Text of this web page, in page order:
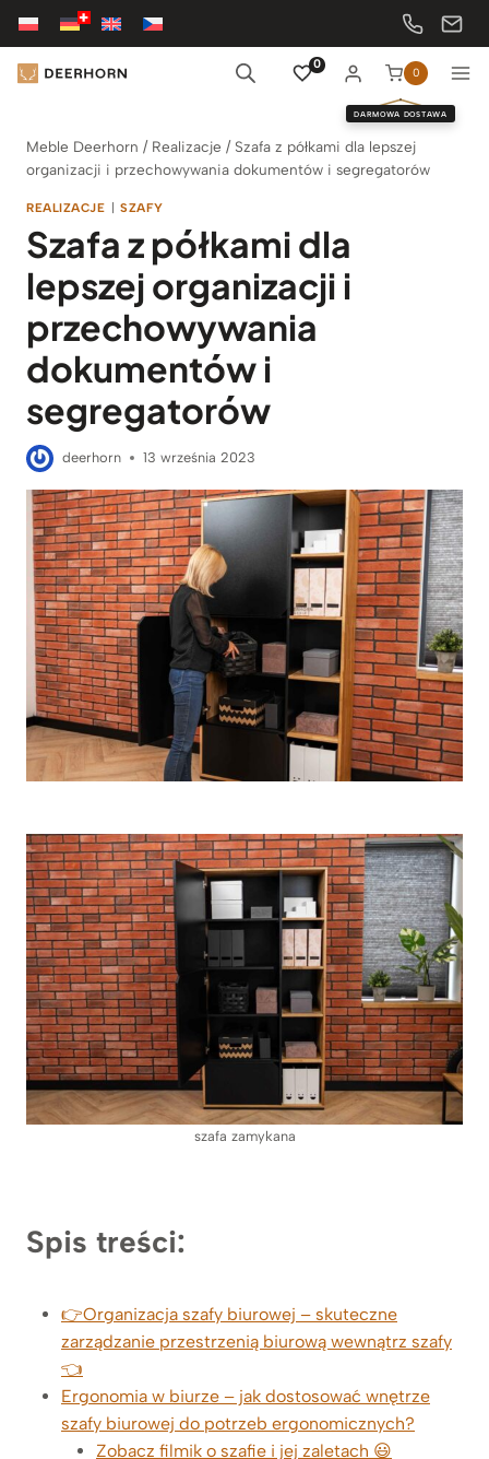
Przejdź
treści
0
0
DARMOWA DOSTAWA
Meble Deerhorn / Realizacje / Szafa z półkami dla lepszej
organizacji i przechowywania dokumentów i segregatorów
REALIZACJE | SZAFY
Szafa z półkami dla
lepszej organizacji i
przechowywania
dokumentów i
segregatorów
deerhorn 13 września 2023
szafa zamykana
Spis treści:
👉Organizacja szafy biurowej – skuteczne
zarządzanie przestrzenią biurową wewnątrz szafy
👈
Ergonomia w biurze – jak dostosować wnętrze
szafy biurowej do potrzeb ergonomicznych?
Zobacz filmik o szafie i jej zaletach 😃